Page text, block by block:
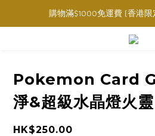
購物滿$1000免運費 (香港
購物滿$1000免運費 (香港
指定角色卡套卡盒任
Pokemon Card
淨&超級水晶燈火靈
HK$250.00